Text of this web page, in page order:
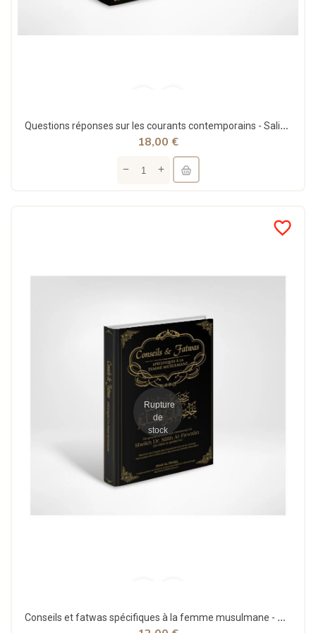
Questions réponses sur les courants contemporains - Salih Ibn Fawzan - Dine Al Haqq
18,00 €
favorite_border
Rupture
de
stock
Conseils et fatwas spécifiques à la femme musulmane - Salih Al-Fawzan - Dine Al Haqq